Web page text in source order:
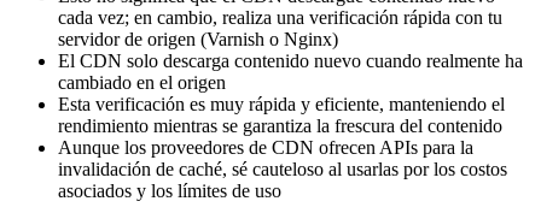
cada vez; en cambio, realiza una verificación rápida con tu
servidor de origen (Varnish o Nginx)
El CDN solo descarga contenido nuevo cuando realmente ha
cambiado en el origen
Esta verificación es muy rápida y eficiente, manteniendo el
rendimiento mientras se garantiza la frescura del contenido
Aunque los proveedores de CDN ofrecen APIs para la
invalidación de caché, sé cauteloso al usarlas por los costos
asociados y los límites de uso